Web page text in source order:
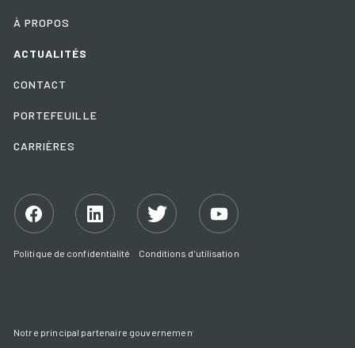
À PROPOS
ACTUALITÉS
CONTACT
PORTEFEUILLE
CARRIÈRES
Facebook Linkedin Twitter YouTube
Politique de confidentialité Conditions d’utilisation
Notre principal partenaire gouvernemental